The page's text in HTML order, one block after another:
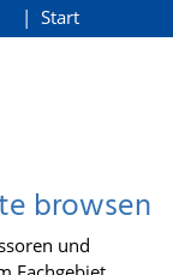
Start
browsen
und